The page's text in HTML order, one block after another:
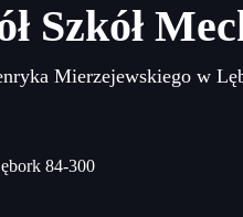
Szkół
Mierzejewskiego w
84-300